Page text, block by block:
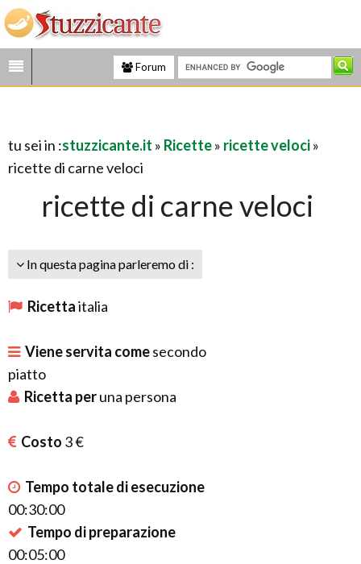
Forum
tu sei in :stuzzicante.it » Ricette» ricette veloci»
ricette di carne veloci
ricette di carne veloci
In questa pagina parleremo di :
Ricettaitalia
Viene servita comesecondo
piatto
Ricetta peruna persona
Costo 3 €
Tempo totale di esecuzione
00:30:00
Tempo di preparazione
00:05:00